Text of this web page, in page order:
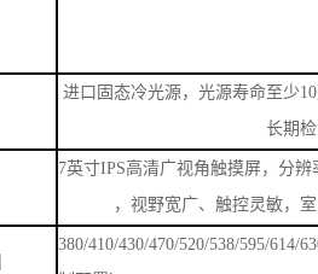
进口固态冷光源，光源寿命至少
长期
7英寸IPS高清广视角触摸屏，分
，视野宽广、触控灵敏，
380/410/430/470/520/538/595/614/